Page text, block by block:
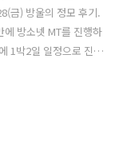
금) 방울의 정모 후기.
에 방소넷 MT를 진행하
1박2일 일정으로 진행.